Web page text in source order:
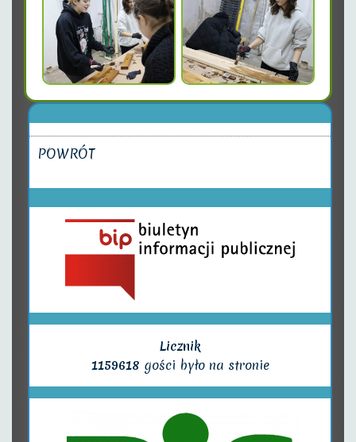
POWRÓT
Licznik
1159618 gości było na stronie